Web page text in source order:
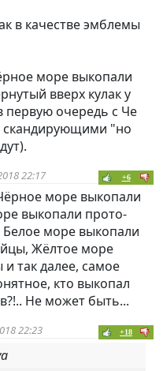
в качестве эмблемы
море выкопали
вверх кулак у
первую очередь с Че
скандирующими "но
22:17 +6
море выкопали
выкопали прото-
море выкопали
Жёлтое море
так далее, самое
кто выкопал
Не может быть...
22:23 +18